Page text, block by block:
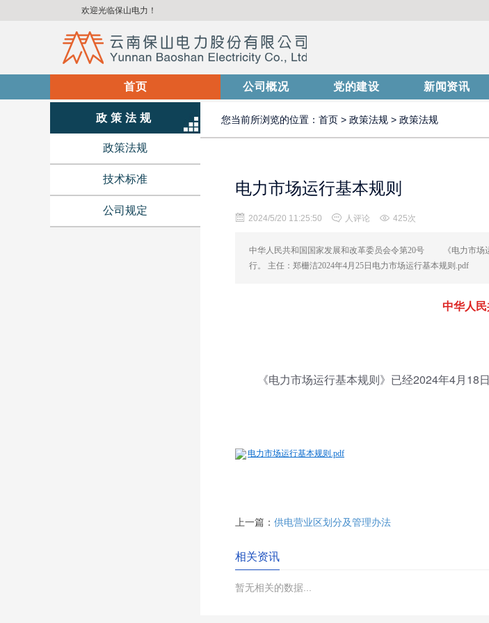
欢迎光临保山电力！
首页 公司概况 党的建设 新闻资讯
政策法规
政策法规
技术标准
公司规定
您当前所浏览的位置： 首页 > 政策法规 > 政策法规
电力市场运行基本规则
2024/5/20 11:25:50 人评论 425次
中华人民共和国国家发展和改革委员会令第20号 《电力市场运
行。 主任：郑栅洁2024年4月25日电力市场运行基本规则.pdf
中华人
《电力市场运行基本规则》已经2024年4月18日
电力市场运行基本规则.pdf
上一篇： 供电营业区划分及管理办法
相关资讯
暂无相关的数据...